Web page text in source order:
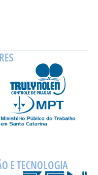
E TECNOLOGIA